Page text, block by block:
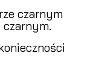
czarnym
czarnym.